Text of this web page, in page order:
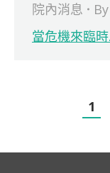
院內消息
By
當危機來臨
1